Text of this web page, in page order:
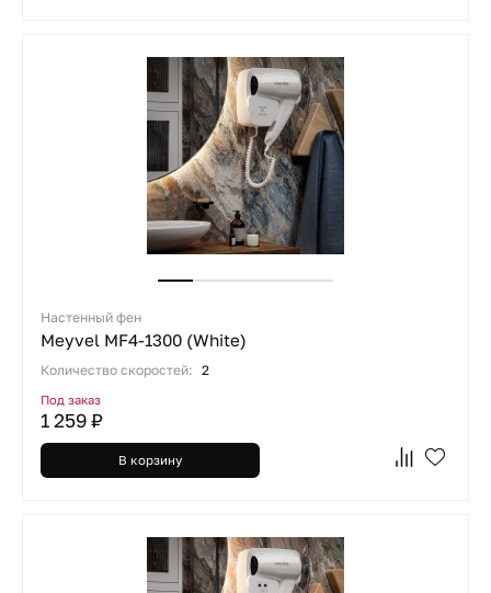
Настенный фен
Meyvel MF4-1300 (White)
Количество скоростей: 2
Под заказ
1 259 ₽
В корзину